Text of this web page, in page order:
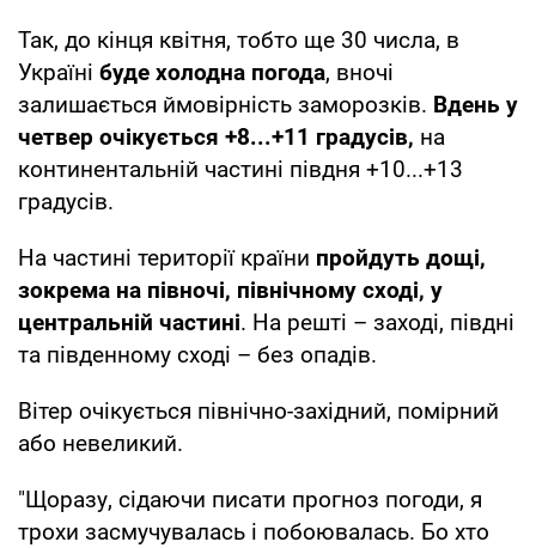
Так, до кінця квітня, тобто ще 30 числа, в
Україні буде холодна погода, вночі
залишається ймовірність заморозків. Вдень у
четвер очікується +8...+11 градусів, на
континентальній частині півдня +10...+13
градусів.
На частині території країни пройдуть дощі,
зокрема на півночі, північному сході, у
центральній частині. На решті – заході, півдні
та південному сході – без опадів.
Вітер очікується північно-західний, помірний
або невеликий.
"Щоразу, сідаючи писати прогноз погоди, я
трохи засмучувалась і побоювалась. Бо хто